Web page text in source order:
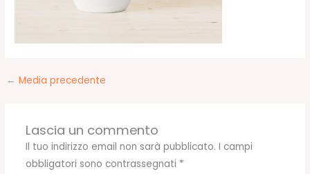
← Media precedente
Lascia un commento
Il tuo indirizzo email non sarà pubblicato. I campi
obbligatori sono contrassegnati *